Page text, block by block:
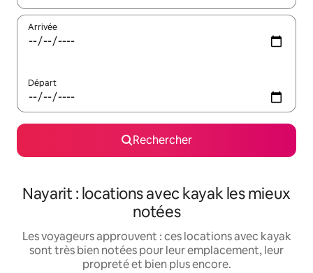
Arrivée
Départ
Rechercher
Nayarit : locations avec kayak les mieux
notées
Les voyageurs approuvent : ces locations avec kayak
sont très bien notées pour leur emplacement, leur
propreté et bien plus encore.